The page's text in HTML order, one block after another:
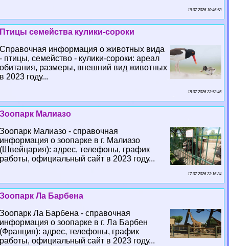
19 07 2026 10:46:58
Птицы семейства кулики-сороки
Справочная информация о животных вида
- птицы, семейство - кулики-сороки: ареал
обитания, размеры, внешний вид животных
в 2023 году...
18 07 2026 23:53:46
Зоопарк Малиазо
Зоопарк Малиазо - справочная
информация о зоопарке в г. Малиазо
(Швейцария): адрес, телефоны, график
работы, официальный сайт в 2023 году...
17 07 2026 23:16:34
Зоопарк Ла Барбена
Зоопарк Ла Барбена - справочная
информация о зоопарке в г. Ла Барбен
(Франция): адрес, телефоны, график
работы, официальный сайт в 2023 году...